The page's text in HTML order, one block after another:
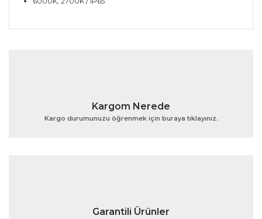
Bu ürünün fiyat bilgisi, resim, ürün açıklamalarında ve
Ürün açıklamasında eksik bilgiler bulunuyor.
Kargom Nerede
Kargo durumunuzu öğrenmek için buraya tıklayınız.
Garantili Ürünler